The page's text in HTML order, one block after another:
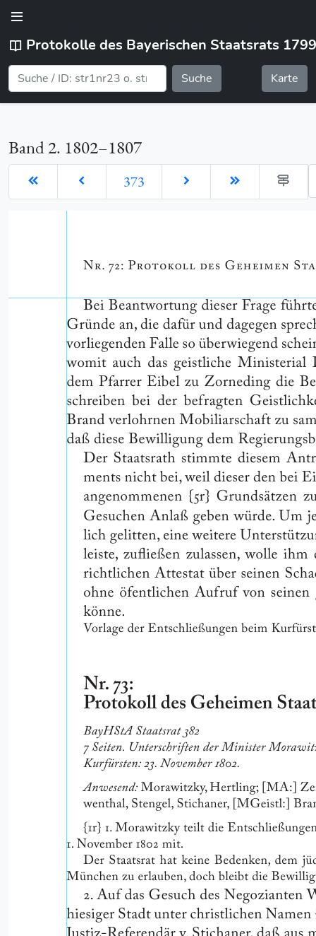
Protokolle des Bayerischen Staatsrats
Suche Karte
Band 2. 1802–1807
373